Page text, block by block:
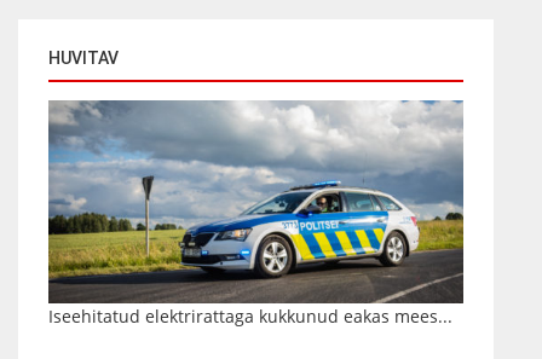
HUVITAV
Iseehitatud elektrirattaga kukkunud eakas mees...